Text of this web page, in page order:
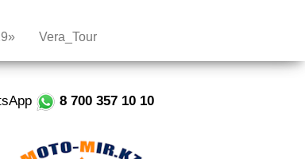
Vera_Tour
8 700 357 10 10